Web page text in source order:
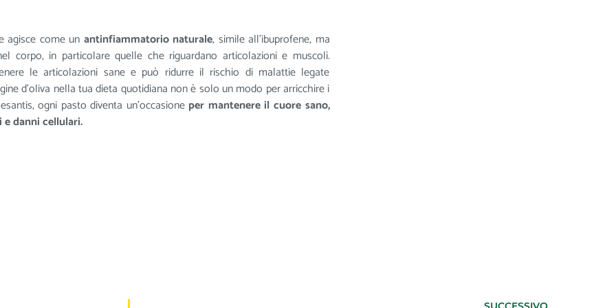
agisce come un antinfiammatorio naturale, simile all’ibuprofene, ma
corpo, in particolare quelle che riguardano articolazioni e muscoli.
le articolazioni sane e può ridurre il rischio di malattie legate
d’oliva nella tua dieta quotidiana non è solo un modo per arricchire i
ogni pasto diventa un’occasione per mantenere il cuore sano,
danni cellulari.